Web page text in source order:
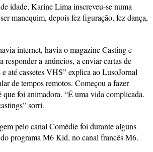
idade, Karine Lima inscreveu-se numa
manequim, depois fez figuração, fez dança,
internet, havia o magazine Casting e
responder a anúncios, a enviar cartas de
até cassetes VHS” explica ao LusoJornal
de tempos remotos. Começou a fazer
que foi animadora. “É uma vida complicada.
sorri.
pelo canal Comédie foi durante alguns
do programa M6 Kid, no canal francês M6.